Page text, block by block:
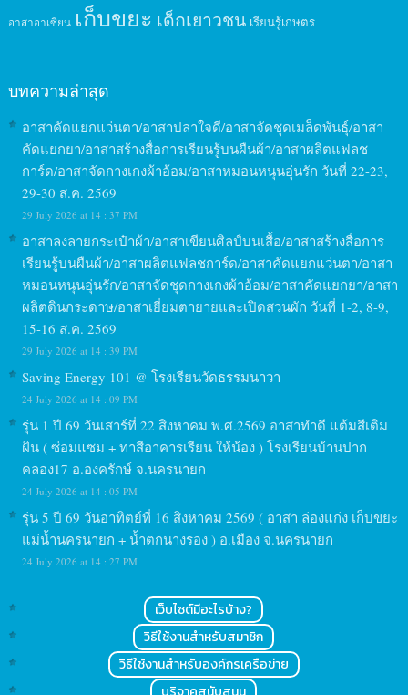
อาสาอาเซียน เก็บขยะ เด็กเยาวชน เรียนรู้เกษตร
บทความล่าสุด
อาสาคัดแยกแว่นตา/อาสาปลาใจดี/อาสาจัดชุดเมล็ดพันธุ์/อาสา
คัดแยกยา/อาสาสร้างสื่อการเรียนรู้บนผืนผ้า/อาสาผลิตแฟลช
การ์ด/อาสาจัดกางเกงผ้าอ้อม/อาสาหมอนหนุนอุ่นรัก วันที่ 22-23,
29-30 ส.ค. 2569
29 July 2026 at 14 : 37 PM
อาสาลงลายกระเป๋าผ้า/อาสาเขียนศิลป์บนเสื้อ/อาสาสร้างสื่อการ
เรียนรู้บนผืนผ้า/อาสาผลิตแฟลชการ์ด/อาสาคัดแยกแว่นตา/อาสา
หมอนหนุนอุ่นรัก/อาสาจัดชุดกางเกงผ้าอ้อม/อาสาคัดแยกยา/อาสา
ผลิตดินกระดาษ/อาสาเยี่ยมตายายและเปิดสวนผัก วันที่ 1-2, 8-9,
15-16 ส.ค. 2569
29 July 2026 at 14 : 39 PM
Saving Energy 101 @ โรงเรียนวัดธรรมนาวา
24 July 2026 at 14 : 09 PM
รุ่น 1 ปี 69 วันเสาร์ที่ 22 สิงหาคม พ.ศ.2569 อาสาทำดี แต้มสีเติม
ฝัน ( ซ่อมแซม + ทาสีอาคารเรียน ให้น้อง ) โรงเรียนบ้านปาก
คลอง17 อ.องครักษ์ จ.นครนายก
24 July 2026 at 14 : 05 PM
รุ่น 5 ปี 69 วันอาทิตย์ที่ 16 สิงหาคม 2569 ( อาสา ล่องแก่ง เก็บขยะ
แม่น้ำนครนายก + น้ำตกนางรอง ) อ.เมือง จ.นครนายก
24 July 2026 at 14 : 27 PM
เว็บไซต์มีอะไรบ้าง?
วิธีใช้งานสำหรับสมาชิก
วิธีใช้งานสำหรับองค์กรเครือข่าย